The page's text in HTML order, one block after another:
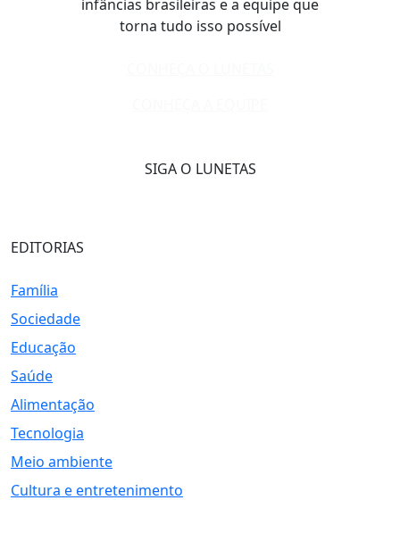
infâncias brasileiras e a equipe que
torna tudo isso possível
SIGA O LUNETAS
EDITORIAS
Família
Sociedade
Educação
Saúde
Alimentação
Tecnologia
Meio ambiente
Cultura e entretenimento